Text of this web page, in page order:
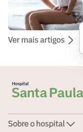
Ver mais artigos
Sobre o hospital